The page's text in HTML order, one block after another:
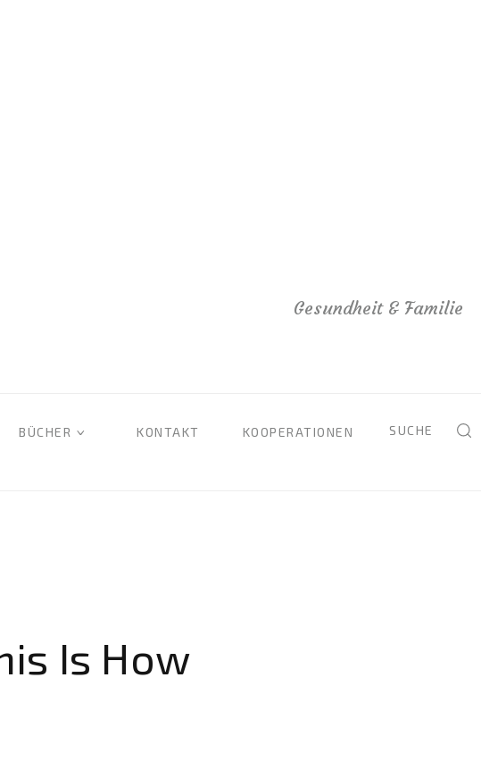
Gesundheit & Familie
BÜCHER KONTAKT KOOPERATIONEN SUCHE
Is How